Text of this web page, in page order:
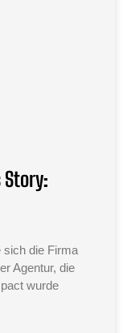
sich die Firma
Agentur, die
wurde